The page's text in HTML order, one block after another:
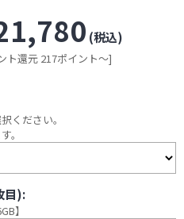
(税込)
ト還元 217ポイント～]
ください。
。
目):
】